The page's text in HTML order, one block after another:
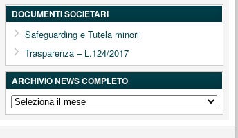
DOCUMENTI SOCIETARI
Safeguarding e Tutela minori
Trasparenza – L.124/2017
ARCHIVIO NEWS COMPLETO
ARCHIVIO
NEWS
COMPLETO